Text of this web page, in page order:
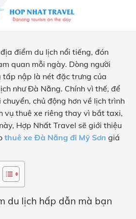
điểm du lịch nổi tiếng, đón
quan mỗi ngày. Dòng người
tấp nập là nét đặc trưng của
như Đà Nẵng. Chính vì thế, để
chủ động hơn về lịch trình
vụ thuê xe riêng thay vì bắt taxi,
Hợp Nhất Travel sẽ giới thiệu
thuê xe Đà Nẵng đi Mỹ Sơn giá
du lịch hấp dẫn mà bạn